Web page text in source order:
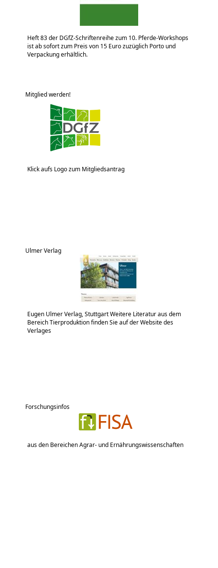
Heft 83 der DGfZ-Schriftenreihe zum 10. Pferde-Workshops
ist ab sofort zum Preis von 15 Euro zuzüglich Porto und
Verpackung erhältlich.
Mitglied werden!
Klick aufs Logo zum Mitgliedsantrag
Ulmer Verlag
Eugen Ulmer Verlag, Stuttgart Weitere Literatur aus dem
Bereich Tierproduktion finden Sie auf der Website des
Verlages
Forschungsinfos
aus den Bereichen Agrar- und Ernährungswissenschaften